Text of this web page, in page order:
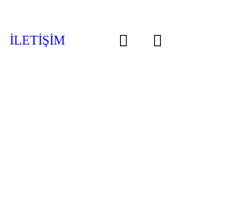
İLETIŞIM